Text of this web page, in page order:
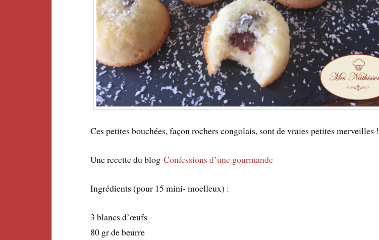
Ces petites bouchées, façon rochers congolais, sont de vraies petites merveilles !
Une recette du blogConfessions d’une gourmande
Ingrédients (pour 15 mini- moelleux) :
3 blancs d’œufs
80 gr de beurre